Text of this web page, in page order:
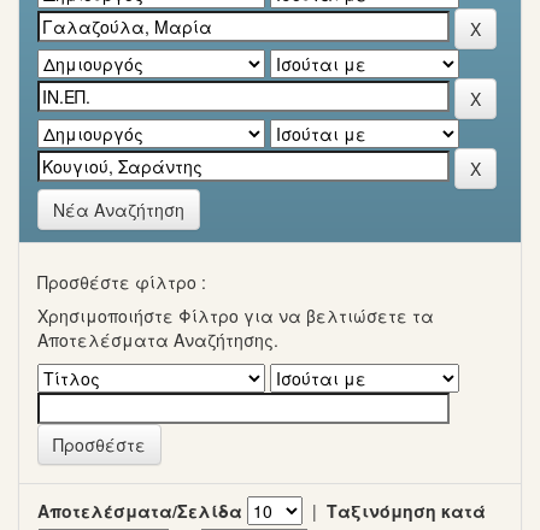
Νέα Αναζήτηση
Προσθέστε φίλτρο :
Χρησιμοποιήστε Φίλτρο για να βελτιώσετε τα
Αποτελέσματα Αναζήτησης.
Αποτελέσματα/Σελίδα | Ταξινόμηση κατά